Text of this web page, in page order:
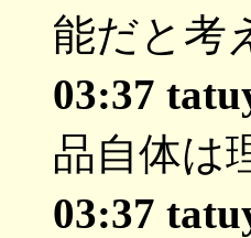
能だと考
03:37
品自体は
03:37